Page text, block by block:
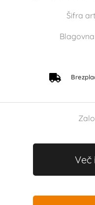
Šifra
Več